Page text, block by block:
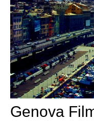
Genova